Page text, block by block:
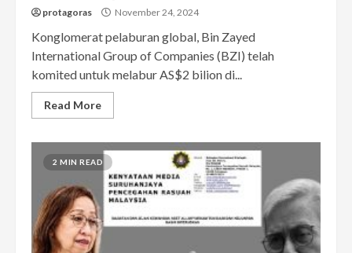
protagoras November 24, 2024
Konglomerat pelaburan global, Bin Zayed
International Group of Companies (BZI) telah
komited untuk melabur AS$2 bilion di...
Read More
2 MIN READ